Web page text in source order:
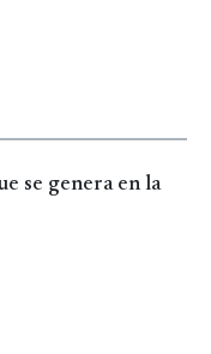
se genera en la